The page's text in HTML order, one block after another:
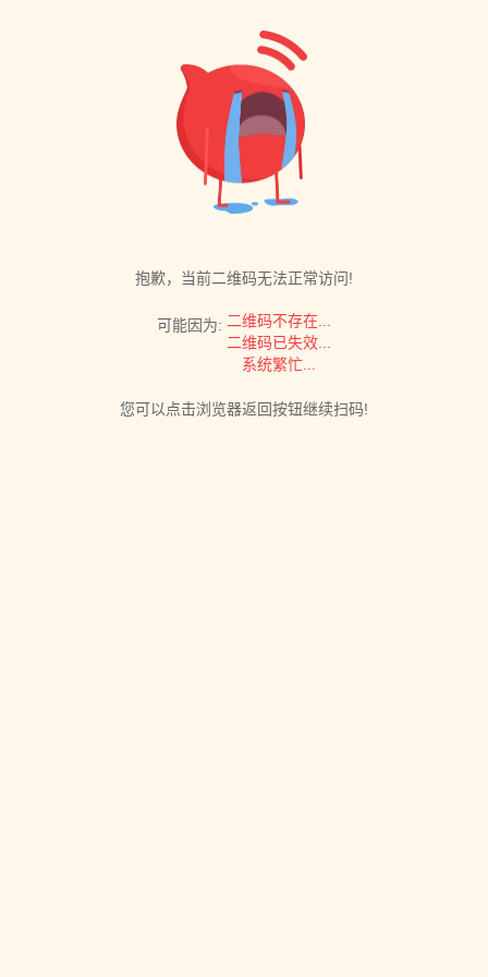
抱歉，当前二维码无法正常访问!
可能因为: 二维码不存在...
二维码已失效...
系统繁忙...
您可以点击浏览器返回按钮继续扫码!